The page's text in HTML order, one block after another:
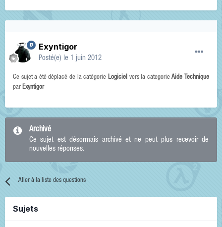
Exyntigor
Posté(e) le 1 juin 2012
Ce sujet a été déplacé de la catégorie Logicielvers la categorieAide Technique
par Exyntigor
Archivé
Ce sujet est désormais archivé et ne peut plus recevoir de
nouvelles réponses.
Aller à la liste des questions
Sujets